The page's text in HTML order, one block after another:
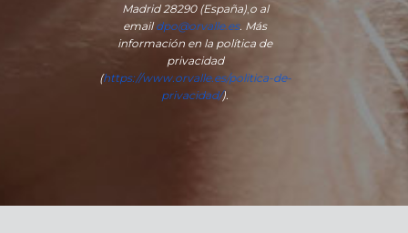
Madrid 28290 (España), o al
emaildpo@orvalle.es. Más
información en la política de
privacidad
(https://www.orvalle.es/politica-de-
privacidad/).